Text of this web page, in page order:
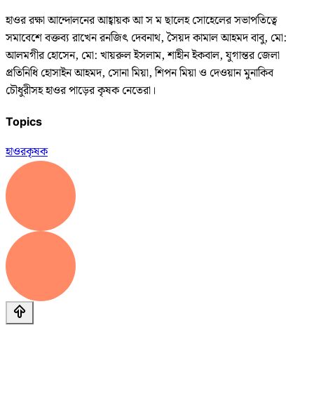
হাওর রক্ষা আন্দোলনের আহ্বায়ক আ স ম ছালেহ সোহেলের সভাপতিত্বে
সমাবেশে বক্তব্য রাখেন রনজিৎ দেবনাথ, সৈয়দ কামাল আহমদ বাবু, মো:
আলমগীর হোসেন, মো: খায়রুল ইসলাম, শাহীন ইকবাল, যুগান্তর জেলা
প্রতিনিধি হোসাইন আহমদ, সোনা মিয়া, শিপন মিয়া ও দেওয়ান মুনাকিব
চৌধুরীসহ হাওর পাড়ের কৃষক নেতেরা।
Topics
হাওরকৃষক